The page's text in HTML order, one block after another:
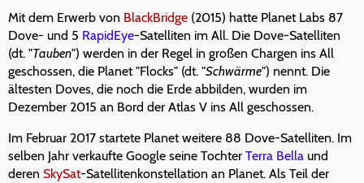
Mit dem Erwerb von BlackBridge (2015) hatte Planet Labs 87
Dove- und 5 RapidEye-Satelliten im All. Die Dove-Satelliten
(dt. "Tauben") werden in der Regel in großen Chargen ins All
geschossen, die Planet "Flocks" (dt. "Schwärme") nennt. Die
ältesten Doves, die noch die Erde abbilden, wurden im
Dezember 2015 an Bord der Atlas V ins All geschossen.
Im Februar 2017 startete Planet weitere 88 Dove-Satelliten. Im
selben Jahr verkaufte Google seine Tochter Terra Bella und
deren SkySat-Satellitenkonstellation an Planet. Als Teil der